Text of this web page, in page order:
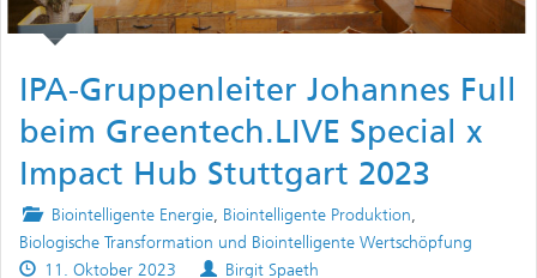
IPA-Gruppenleiter Johannes Full
beim Greentech.LIVE Special x
Impact Hub Stuttgart 2023
Posted
in
Biointelligente Energie, Biointelligente Produktion,
Biologische Transformation und Biointelligente Wertschöpfung
Published
11. Oktober 2023 Authors
Birgit Spaeth